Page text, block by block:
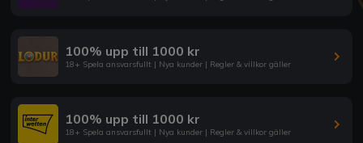
100% upp till 1000 kr
18+ Spela ansvarsfullt | Nya kunder | Regler & villkor gäller
100% upp till 1000 kr
18+ Spela ansvarsfullt | Nya kunder | Regler & villkor gäller